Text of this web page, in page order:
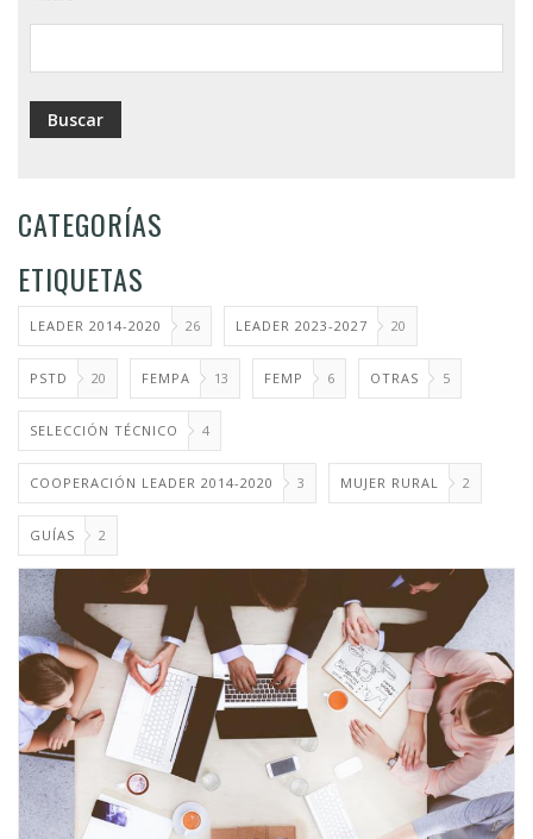
ayuda
a
la
CATEGORÍAS
ETIQUETAS
LEADER 2014-2020 26 LEADER 2023-2027 20
PSTD 20 FEMPA 13 FEMP 6 OTRAS 5
SELECCIÓN TÉCNICO 4
COOPERACIÓN LEADER 2014-2020 3 MUJER RURAL 2
GUÍAS 2